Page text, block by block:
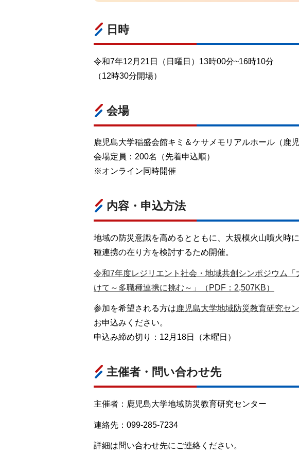
日時
令和7年12月21日（日曜日）13時00分~16時10分
（12時30分開場）
会場
鹿児島大学稲盛会館キミ＆ケサメモリアルホール（鹿
会場定員：200名（先着申込順）
※オンライン同時開催
内容・申込方法
地域の防災意識を高めるとともに、大規模火山噴火時
種連携の在り方を検討するため開催。
令和7年度レジリエント社会・地域共創シンポジウム
けて～多職種連携に挑む～」（PDF：2,507KB）
参加を希望される方は鹿児島大学地域防災教育研究セ
お申込みください。
申込み締め切り：12月18日（木曜日）
主催者・問い合わせ先
主催者：鹿児島大学地域防災教育研究センター
連絡先：099-285-7234
詳細は問い合わせ先にご連絡ください。